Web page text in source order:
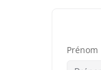
Prénom